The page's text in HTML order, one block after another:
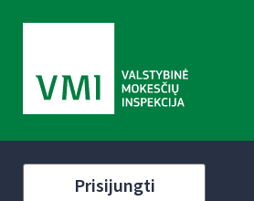
Prisijungti